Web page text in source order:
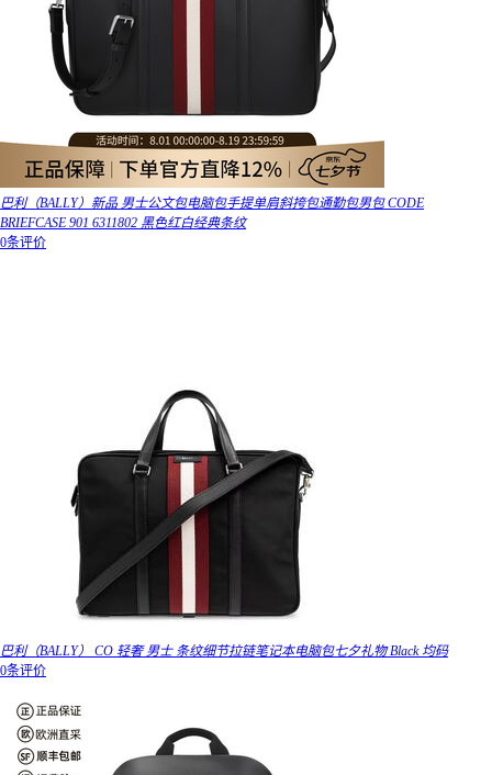
巴利（BALLY）新品 男士公文包电脑包手提单肩斜挎包通勤包男包 CODE
BRIEFCASE 901 6311802 黑色红白经典条纹
0条评价
巴利（BALLY） CO 轻奢 男士 条纹细节拉链笔记本电脑包七夕礼物 Black 均码
0条评价